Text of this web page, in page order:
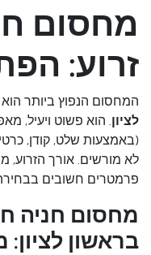
מחסום
זרוע:
המחסום הנפוץ ביותר הוא
לציון. הוא פשוט ויעיל,
(באמצעות שלט, קודן,
לא מורשים. אורך הזרוע,
פרמטרים חשובים
מחסום חניה
בראשון